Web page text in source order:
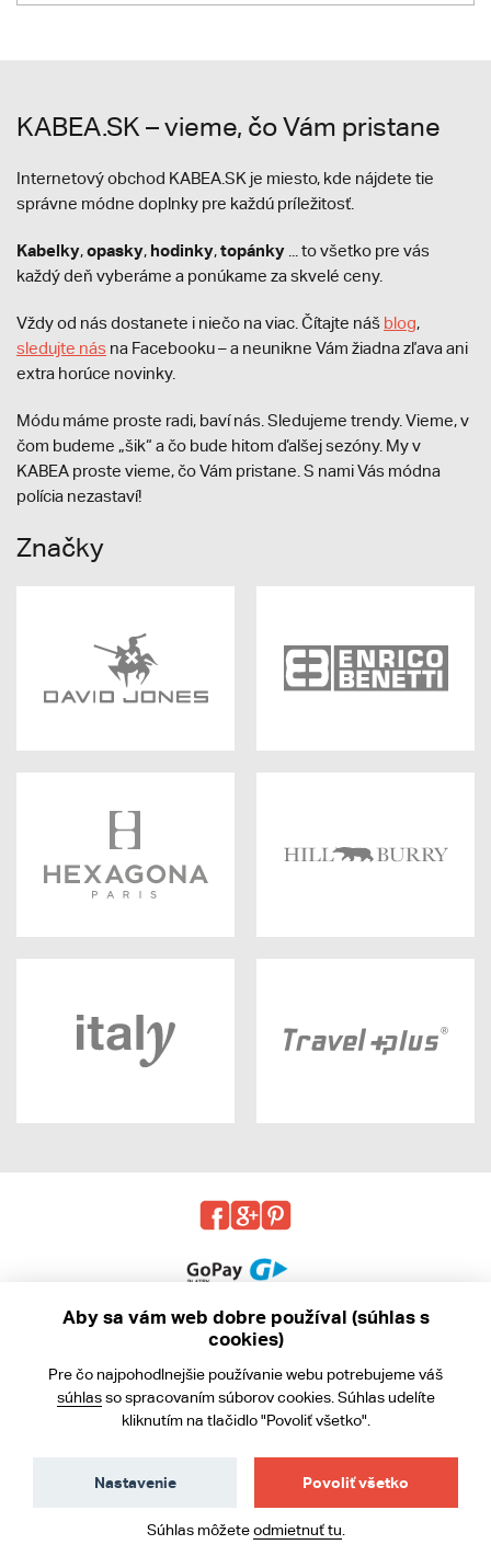
KABEA.SK – vieme, čo Vám pristane
Internetový obchod KABEA.SK je miesto, kde nájdete tie
správne módne doplnky pre každú príležitosť.
Kabelky,opasky, hodinky,topánky ... to všetko pre vás
každý deň vyberáme a ponúkame za skvelé ceny.
Vždy od nás dostanete i niečo na viac. Čítajte náš blog,
sledujte nás na Facebooku – a neunikne Vám žiadna zľava ani
extra horúce novinky.
Módu máme proste radi, baví nás. Sledujeme trendy. Vieme, v
čom budeme „šik“ a čo bude hitom ďalšej sezóny. My v
KABEA proste vieme, čo Vám pristane. S nami Vás módna
polícia nezastaví!
Značky
Obchodné podmienky
Ochrana osobných údajov
Aby sa vám web dobre používal (súhlas s
cookies)
Pre čo najpohodlnejšie používanie webu potrebujeme váš
súhlasso spracovaním súborov cookies. Súhlas udelíte
kliknutím na tlačidlo "Povoliť všetko".
Povoliť všetko
Nastavenie
Súhlas môžeteodmietnuť tu